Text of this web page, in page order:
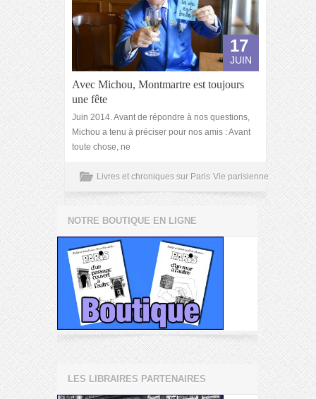
17
JUIN
Avec Michou, Montmartre est toujours
une fête
Juin 2014. Avant de répondre à nos questions,
Michou a tenu à préciser pour nos amis : Avant
toute chose, ne
Livres et chroniques sur Paris Vie parisienne
NOTRE BOUTIQUE EN LIGNE
LES LIBRAIRES PARTENAIRES